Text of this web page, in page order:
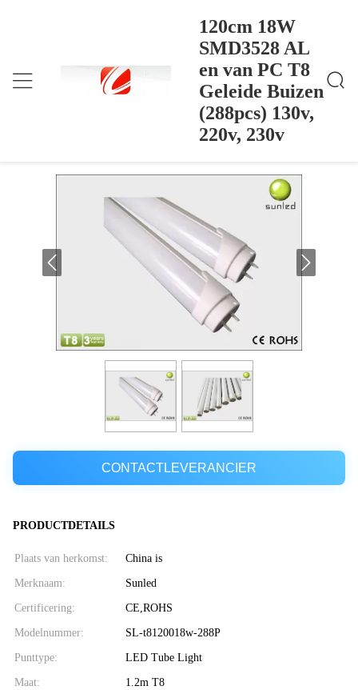
120cm 18W
SMD3528 AL
en van PC T8
Geleide Buizen
(288pcs) 130v,
220v, 230v
Thuis
120cm 18W SMD3528 AL En Van PC T8 Geleide B
Uizen (288pcs) 130v, 220v, 230v
120cm 18W SMD3528 AL en van PC T8
Geleide Buizen (288pcs) 130v, 220v,
CONTACTLEVERANCIER
PRODUCTDETAILS
Plaats van herkomst: China is
Merknaam: Sunled
Certificering: CE,ROHS
Modelnummer: SL-t8120018w-288P
Punttype: LED Tube Light
Maat: 1.2m T8